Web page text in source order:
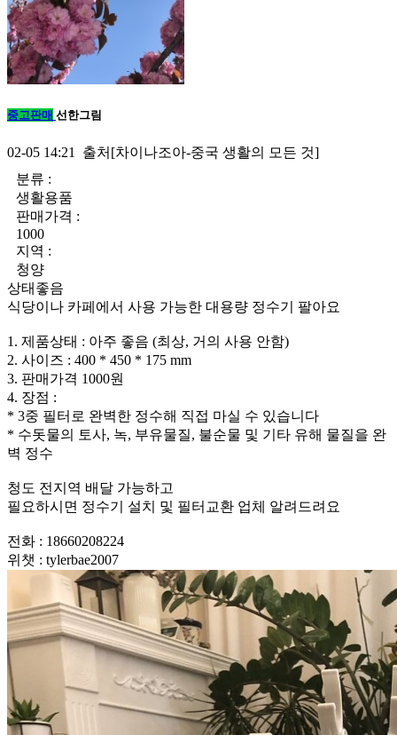
중고판매 선한그림
02-05 14:21 출처[차이나조아-중국 생활의 모든 것]
분류 :
생활용품
판매가격 :
1000
지역 :
청양
상태좋음
식당이나 카페에서 사용 가능한 대용량 정수기 팔아요
1. 제품상태 : 아주 좋음 (최상, 거의 사용 안함)
2. 사이즈 : 400 * 450 * 175 mm
3. 판매가격 1000원
4. 장점 :
* 3중 필터로 완벽한 정수해 직접 마실 수 있습니다
* 수돗물의 토사, 녹, 부유물질, 불순물 및 기타 유해 물질을 완
벽 정수
청도 전지역 배달 가능하고
필요하시면 정수기 설치 및 필터교환 업체 알려드려요
전화 : 18660208224
위챗 : tylerbae2007